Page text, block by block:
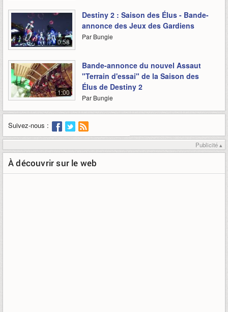
0:58
Destiny 2 : Saison des Élus - Bande-
annonce des Jeux des Gardiens
Par Bungie
1:00
Bande-annonce du nouvel Assaut
"Terrain d'essai" de la Saison des
Élus de Destiny 2
Par Bungie
Suivez-nous :
Publicité ▴
À découvrir sur le web